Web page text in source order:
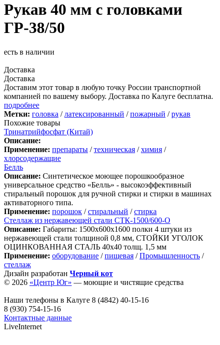
Рукав 40 мм с головками
ГР-38/50
есть в наличии
Доставка
Доставка
Доставим этот товар в любую точку России транспортной
компанией по вашему выбору. Доставка по Калуге бесплатна.
подробнее
Метки: головка /латексированный /пожарный /рукав
Похожие товары
Тринатрийфосфат (Китай)
Описание:
Применение: препараты /техническая /химия /
хлорсодержащие
Белль
Описание: Синтетическое моющее порошкообразное
универсальное средство «Белль» - высокоэффективный
стиральный порошок для ручной стирки и стирки в машинах
активаторного типа.
Применение: порошок /стиральный /стирка
Стеллаж из нержавеющей стали СТК-1500/600-О
Описание: Габариты: 1500х600х1600 полки 4 штуки из
нержавеющей стали толщиной 0,8 мм, СТОЙКИ УГОЛОК
ОЦИНКОВАННАЯ СТАЛЬ 40х40 толщ. 1,5 мм
Применение: оборудование /пищевая /Промышленность /
стеллаж
Дизайн разработан Черный кот
© 2026 «Центр Юг» — моющие и чистящие средства
Наши телефоны в Калуге 8 (4842) 40-15-16
8 (930) 754-15-16
Контактные данные
LiveInternet